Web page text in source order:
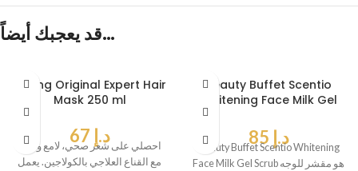
قد يعجبك أيضاً…
Caring Original Expert Hair
Mask 250 ml
د.إ
احصلي على شعر صحي، لامع وقوي
مع القناع العلاجي بالكولاجين. يعمل
Beauty Buffet Scentio
Whitening Face Milk Gel
د.إ
Beauty Buffet Scentio Whitening
Face Milk Gel Scrub هو مقشر للوجه